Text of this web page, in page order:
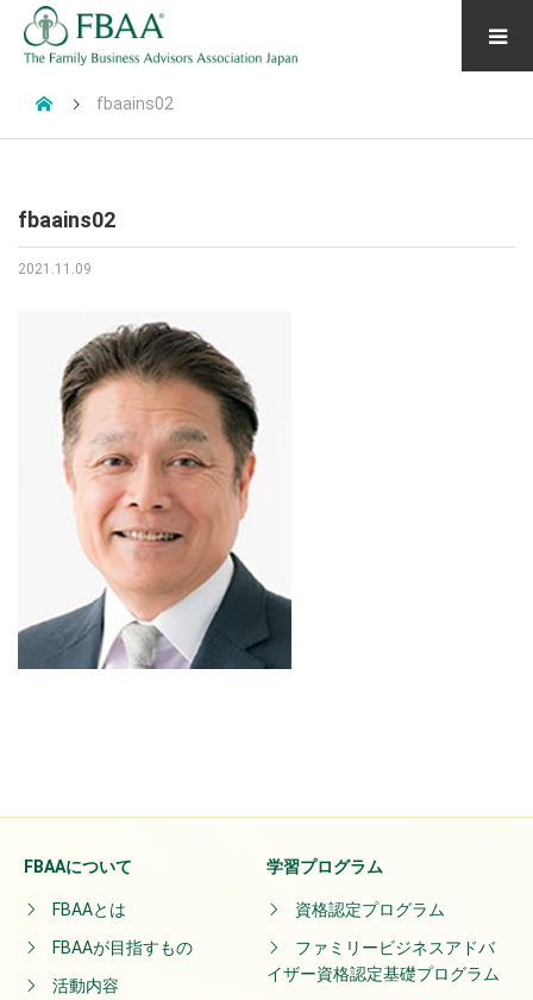
fbaains02
fbaains02
2021.11.09
FBAAについて
FBAAとは
FBAAが目指すもの
活動内容
学習プログラム
資格認定プログラム
ファミリービジネスアドバ
イザー資格認定基礎プログラム